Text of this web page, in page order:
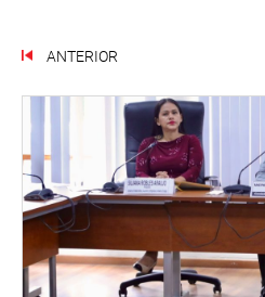
ANTERIOR